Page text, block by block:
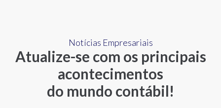
Notícias Empresariais
Atualize-se com os principais
acontecimentos
do mundo contábil!